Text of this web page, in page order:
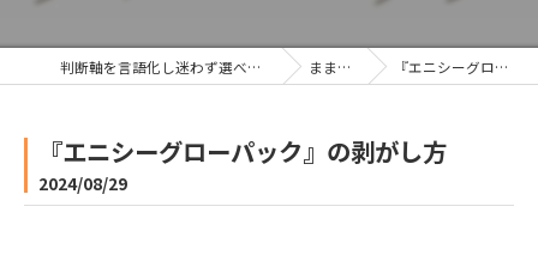
判断軸を言語化し迷わず選べる状態をつくる「株式会社ビジトレ」 まま利楽ブログ 『エニシーグローパック』の剥がし方
『エニシーグローパック』の剥がし方
2024/08/29